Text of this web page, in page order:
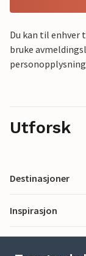
Du kan til enhver
bruke
Utforsk
Destinasjoner
Inspirasjon